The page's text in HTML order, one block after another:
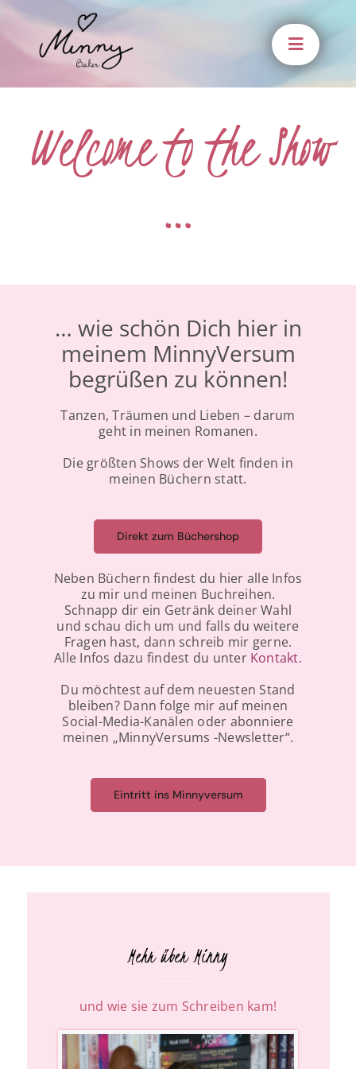
Zum
Inhalt
springen
Welcome to the Show
…
… wie schön Dich hier in
meinem MinnyVersum
begrüßen zu können!
Tanzen, Träumen und Lieben – darum
geht in meinen Romanen.
Die größten Shows der Welt finden in
meinen Büchern statt.
Direkt zum Büchershop
Neben Büchern findest du hier alle Infos
zu mir und meinen Buchreihen.
Schnapp dir ein Getränk deiner Wahl
und schau dich um und falls du weitere
Fragen hast, dann schreib mir gerne.
Alle Infos dazu findest du unter Kontakt.
Du möchtest auf dem neuesten Stand
bleiben? Dann folge mir auf meinen
Social-Media-Kanälen oder abonniere
meinen „MinnyVersums -Newsletter“.
Eintritt ins Minnyversum
Mehr über Minny
und wie sie zum Schreiben kam!